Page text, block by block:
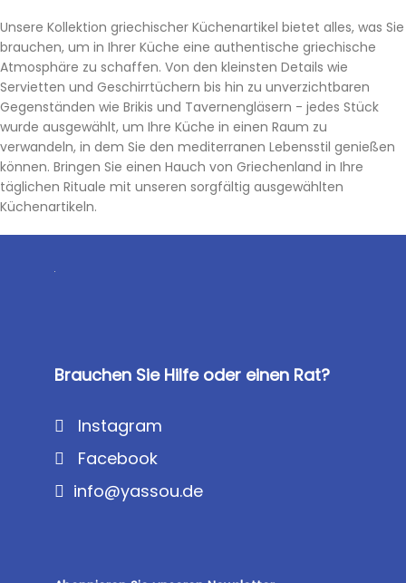
Unsere Kollektion griechischer Küchenartikel bietet alles, was Sie
brauchen, um in Ihrer Küche eine authentische griechische
Atmosphäre zu schaffen. Von den kleinsten Details wie
Servietten und Geschirrtüchern bis hin zu unverzichtbaren
Gegenständen wie Brikis und Tavernengläsern - jedes Stück
wurde ausgewählt, um Ihre Küche in einen Raum zu
verwandeln, in dem Sie den mediterranen Lebensstil genießen
können. Bringen Sie einen Hauch von Griechenland in Ihre
täglichen Rituale mit unseren sorgfältig ausgewählten
Küchenartikeln.
Brauchen Sie Hilfe oder einen Rat?
Instagram
Facebook
info@yassou.de